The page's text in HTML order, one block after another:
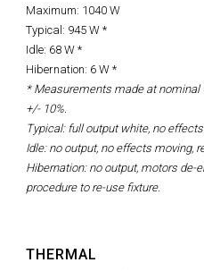
Maximum: 1040 W
Typical: 945 W *
Idle: 68 W *
Hibernation: 6 W *
* Measurements made at nominal
+/- 10%.
Typical: full output white, no
Idle: no output, no effects moving,
Hibernation: no output, motors de-
procedure to re-use fixture.
THERMAL